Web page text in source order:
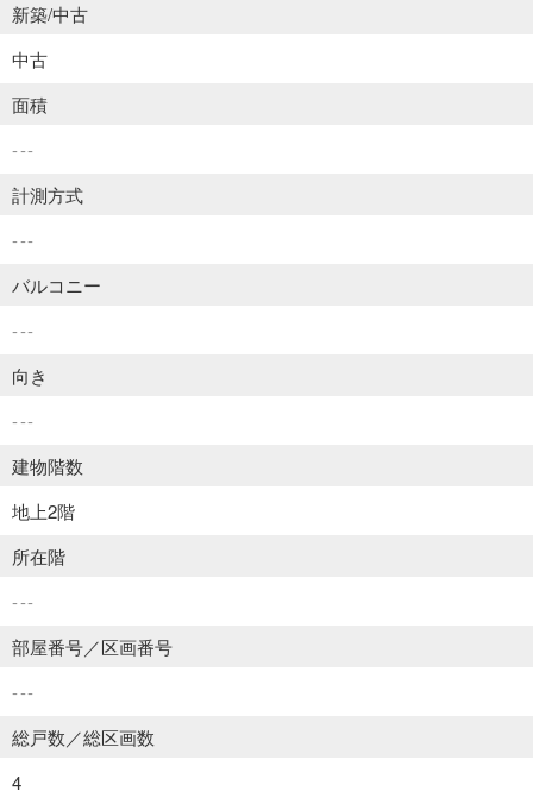
新築/中古
中古
面積
---
計測方式
---
バルコニー
---
向き
---
建物階数
地上2階
所在階
---
部屋番号／区画番号
---
総戸数／総区画数
4